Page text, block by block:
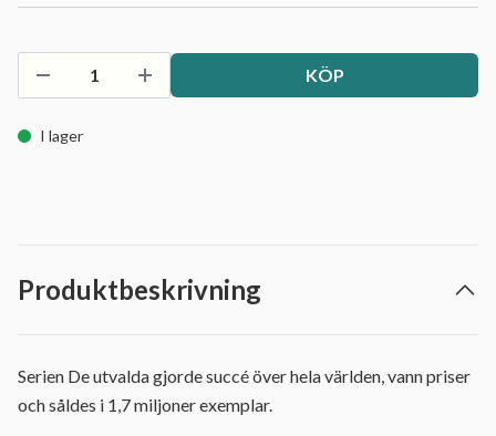
KÖP
I lager
Produktbeskrivning
Serien De utvalda gjorde succé över hela världen, vann priser
och såldes i 1,7 miljoner exemplar.